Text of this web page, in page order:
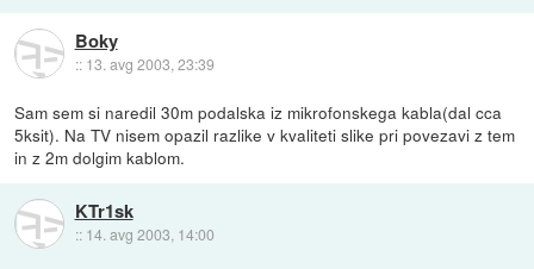
Boky
:: 13. avg 2003, 23:39
Sam sem si naredil 30m podalska iz mikrofonskega kabla(dal cca
5ksit). Na TV nisem opazil razlike v kvaliteti slike pri povezavi z tem
in z 2m dolgim kablom.
KTr1sk
:: 14. avg 2003, 14:00